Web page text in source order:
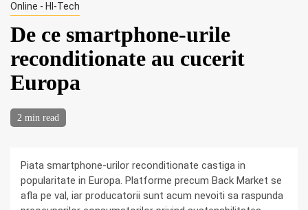
Online - HI-Tech
De ce smartphone-urile
reconditionate au cucerit
Europa
2 min read
Piata smartphone-urilor reconditionate castiga in
popularitate in Europa. Platforme precum Back Market se
afla pe val, iar producatorii sunt acum nevoiti sa raspunda